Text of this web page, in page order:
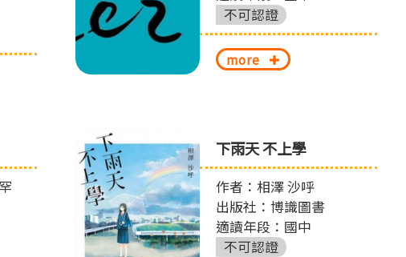
不可認證
more
下雨天 不上學
作者：相澤 沙呼
出版社：博識圖書
適讀年段：國中
不可認證